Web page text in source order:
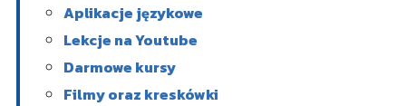
Aplikacje językowe
Lekcje na Youtube
Darmowe kursy
Filmy oraz kreskówki